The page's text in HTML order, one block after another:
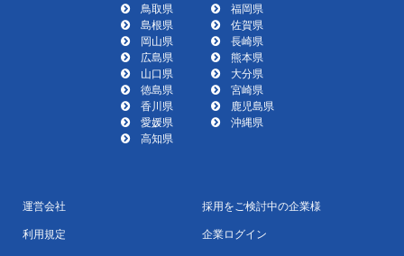
鳥取県
島根県
岡山県
広島県
山口県
徳島県
香川県
愛媛県
高知県
福岡県
佐賀県
長崎県
熊本県
大分県
宮崎県
鹿児島県
沖縄県
運営会社
利用規定
採用をご検討中の企業様
企業ログイン